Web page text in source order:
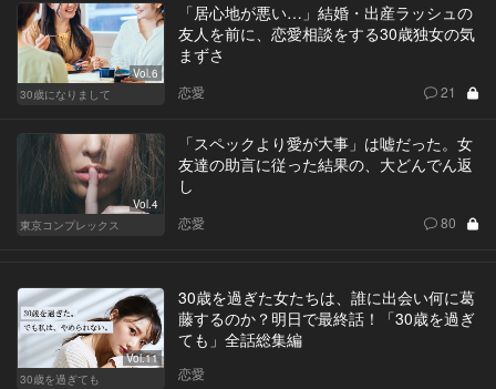
Vol.6
30歳になりまして
「居心地が悪い…」結婚・出産ラッシュの
友人を前に、恋愛相談をする30歳独女の気
まずさ
恋愛 21
Vol.4
東京コンプレックス
「スペックより愛が大事」は嘘だった。女
友達の助言に従った結果の、大どんでん返
し
恋愛 80
Vol.11
30歳を過ぎても
30歳を過ぎた女たちは、誰に出会い何に葛
藤するのか？明日で最終話！「30歳を過ぎ
ても」全話総集編
恋愛